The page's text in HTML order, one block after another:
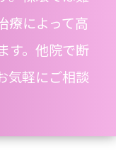
療によって高
す。他院で断
気軽にご相談